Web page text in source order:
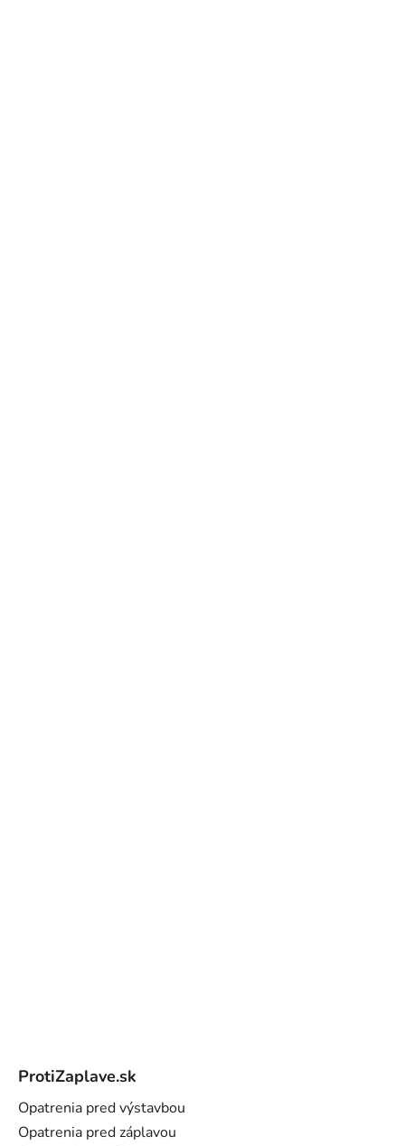
ProtiZaplave.sk
Opatrenia pred výstavbou
Opatrenia pred záplavou